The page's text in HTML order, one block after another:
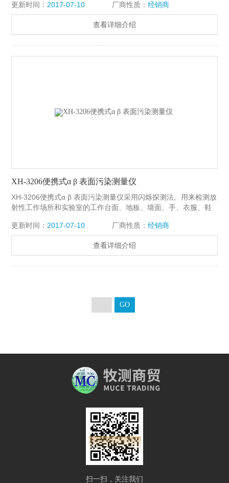
小型可携仪表，仪器显示测量结果时发出音响讯号。液晶显示高
压值和电池欠压提示。特别适合医院、卫生疾控、环境监督部门
及核工业场所现场快速检测及个人防护。
更新时间： 2017-07-10 厂商性质： 经销商
查看详细介绍
XH-3206便携式α β 表面污染测量仪
XH-3206便携式α β 表面污染测量仪采用闪烁探测法。用来检测放
射性工作场所和实验室的工作台面、地板、墙面、手、衣服、鞋
表，仪器显示测量结果时发出音响讯号。液晶显示高压值和电池
欠压提示。电路采用微分测量法，利用脉冲形状甄别电路，配以
智能软件，可自动分辨α、β粒子，实现α、β同时测量，并将其互
更新时间： 2017-07-10 厂商性质： 经销商
查看详细介绍
扫一扫，关注我们